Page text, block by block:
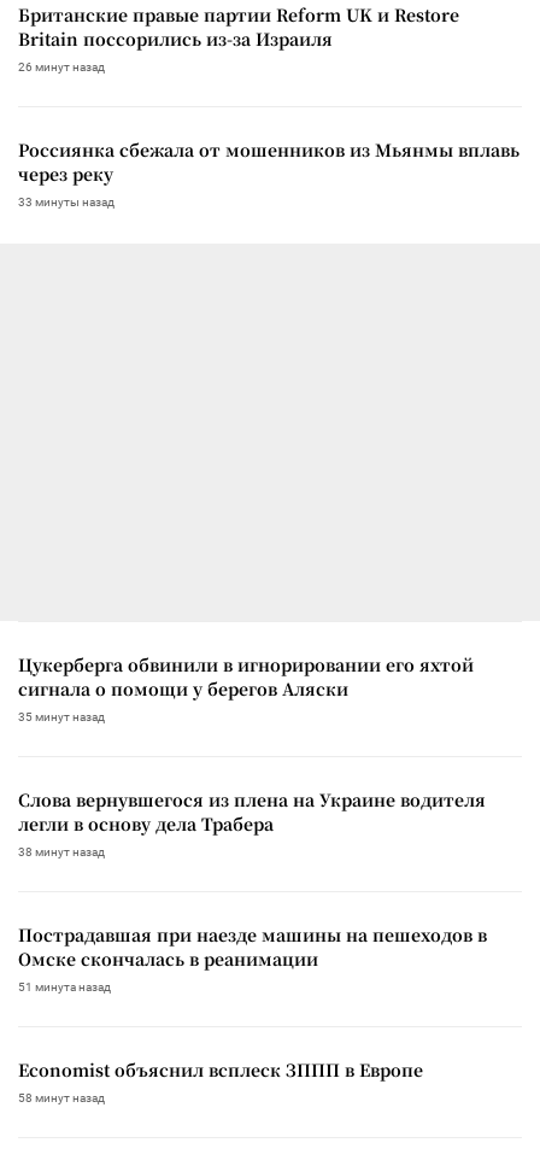
Британские правые партии Reform UK и Restore
Britain поссорились из-за Израиля
26 минут назад
Россиянка сбежала от мошенников из Мьянмы вплавь
через реку
33 минуты назад
Цукерберга обвинили в игнорировании его яхтой
сигнала о помощи у берегов Аляски
35 минут назад
Слова вернувшегося из плена на Украине водителя
легли в основу дела Трабера
38 минут назад
Пострадавшая при наезде машины на пешеходов в
Омске скончалась в реанимации
51 минута назад
Economist объяснил всплеск ЗППП в Европе
58 минут назад